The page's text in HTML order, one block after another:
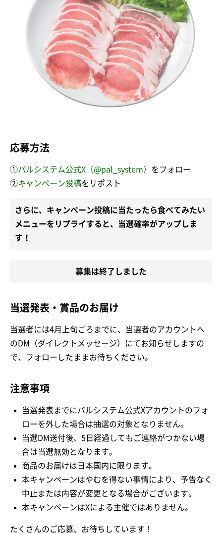
応募方法
①パルシステム公式X（@pal_system） をフォロー
②キャンペーン投稿をリポスト
さらに、キャンペーン投稿に当たったら食べてみたい
メニューをリプライすると、当選確率がアップしま
す！
募集は終了しました
当選発表・賞品のお届け
当選者には4月上旬ごろまでに、当選者のアカウントへ
のDM（ダイレクトメッセージ）にてお知らせしますの
で、フォローしたままお待ちください。
注意事項
当選発表までにパルシステム公式Xアカウントのフォ
ローを外した場合は抽選の対象となりません。
当選DM送付後、5日経過してもご連絡がつかない場
合は当選無効となります。
商品のお届けは日本国内に限ります。
本キャンペーンはやむを得ない事情により、予告なく
中止または内容が変更となる場合がございます。
本キャンペーンはXによる主催ではありません。
たくさんのご応募、お待ちしています！